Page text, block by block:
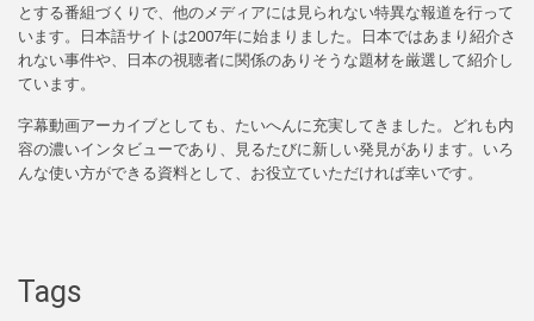
とする番組づくりで、他のメディアには見られない特異な報道を行って
います。日本語サイトは2007年に始まりました。日本ではあまり紹介さ
れない事件や、日本の視聴者に関係のありそうな題材を厳選して紹介し
ています。
字幕動画アーカイブとしても、たいへんに充実してきました。どれも内
容の濃いインタビューであり、見るたびに新しい発見があります。いろ
んな使い方ができる資料として、お役立ていただければ幸いです。
Tags